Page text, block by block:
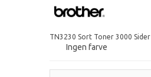
TN3230 Sort Toner 3000 Sider
Ingen farve